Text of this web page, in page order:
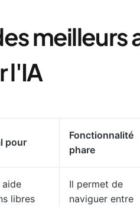
meilleurs
l'IA
pour
Fonctionnalité
phare
aide
libres
Il permet de
naviguer entre